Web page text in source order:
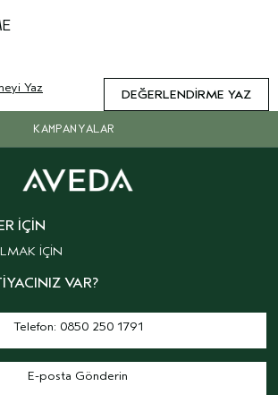
DEĞERLENDIRME YAZ
Yaz
KAMPANYALAR
İÇIN
İÇİN
VAR?
Telefon: 0850 250 1791
E-posta Gönderin